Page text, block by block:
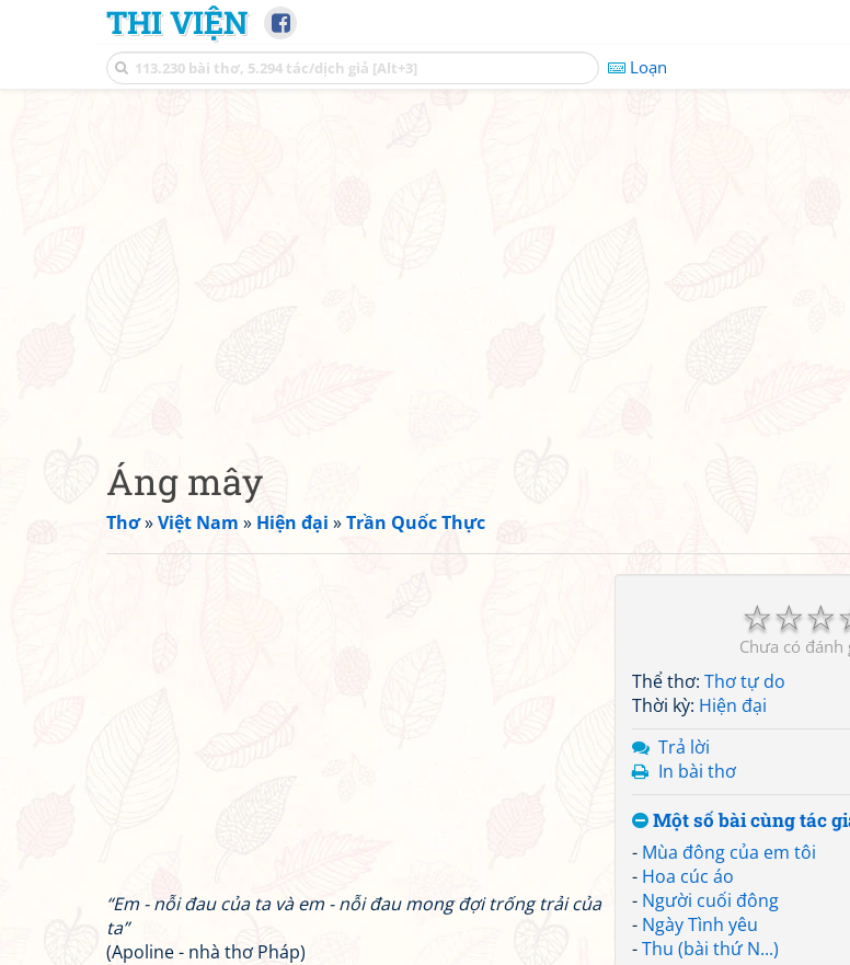
THI VIỆN
Loạn
Áng mây
Thơ»Việt Nam » Hiện đại »Trần Quốc Thực
☆
☆
☆
Chưa có đánh
Thể thơ: Thơ tự do
Thời kỳ: Hiện đại
Trả lời
In bài thơ
Một số bài cùng tác
- Mùa đông của em tôi
- Hoa cúc áo
- Người cuối đông
- Ngày Tình yêu
-Thu (bài thứ N...)
“Em - nỗi đau của ta và em - nỗi đau mong đợi trống trải của
ta”
(Apoline - nhà thơ Pháp)